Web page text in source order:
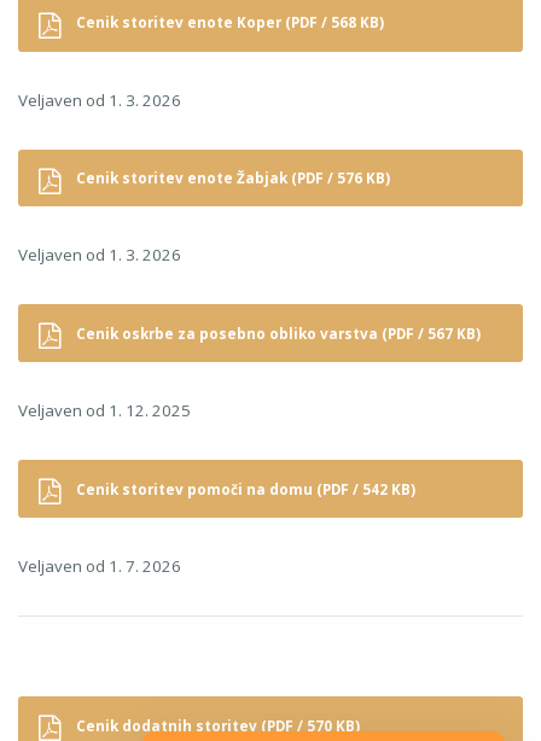
Cenik storitev enote Koper (PDF / 568 KB)
Veljaven od 1. 3. 2026
Cenik storitev enote Žabjak (PDF / 576 KB)
Veljaven od 1. 3. 2026
Cenik oskrbe za posebno obliko varstva (PDF / 567 KB)
Veljaven od 1. 12. 2025
Cenik storitev pomoči na domu (PDF / 542 KB)
Veljaven od 1. 7. 2026
Cenik dodatnih storitev (PDF / 570 KB)